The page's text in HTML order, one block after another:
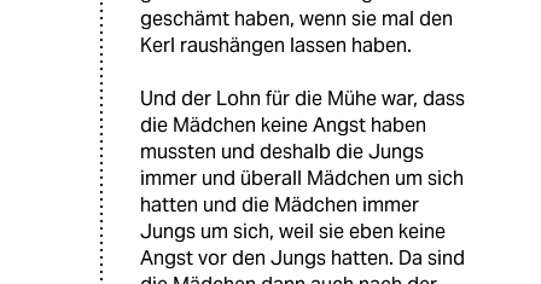
geschämt haben, wenn sie mal den
Kerl raushängen lassen haben.
Und der Lohn für die Mühe war, dass
die Mädchen keine Angst haben
mussten und deshalb die Jungs
immer und überall Mädchen um sich
hatten und die Mädchen immer
Jungs um sich, weil sie eben keine
Angst vor den Jungs hatten. Da sind